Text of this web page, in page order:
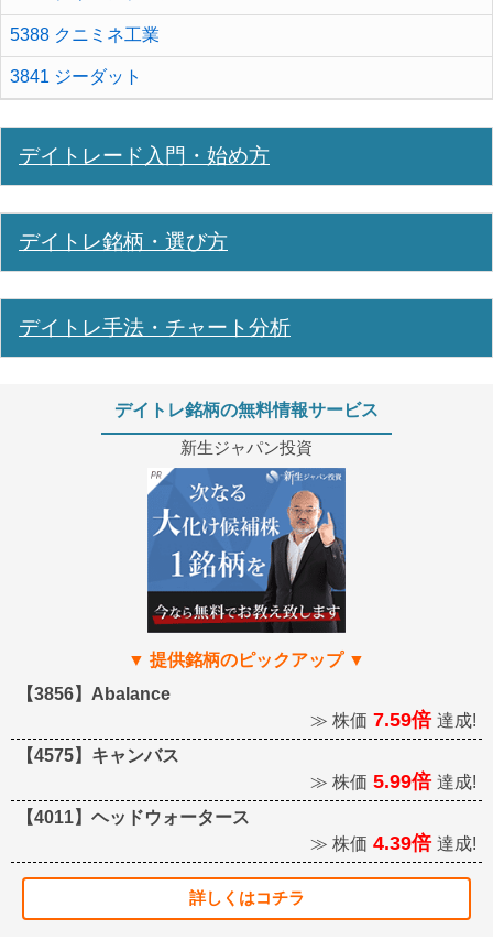
5388 クニミネ工業
3841 ジーダット
デイトレード入門・始め方
デイトレ銘柄・選び方
デイトレ手法・チャート分析
デイトレ銘柄の無料情報サービス
新生ジャパン投資
【3856】Abalance
≫ 株価 7.59倍 達成!
【4575】キャンバス
≫ 株価 5.99倍 達成!
【4011】ヘッドウォータース
≫ 株価 4.39倍 達成!
詳しくはコチラ